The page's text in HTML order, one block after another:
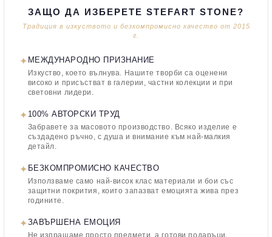
ЗАЩО ДА ИЗБЕРЕТЕ STEFART STONE?
Традиция в изкуството и безкомпромисно качество от 2015
г.
✦ МЕЖДУНАРОДНО ПРИЗНАНИЕ
Изкуство, което вълнува. Нашите творби са оценени
високо и присъстват в галерии, частни колекции и при
световни лидери.
✦ 100% АВТОРСКИ ТРУД
Забравете за масовото производство. Всяко изделие е
създадено ръчно, с душа и внимание към най-малкия
детайл.
✦ БЕЗКОМПРОМИСНО КАЧЕСТВО
Използваме само най-висок клас материали и бои със
защитни покрития, които запазват емоцията жива през
годините.
✦ЗАВЪРШЕНА ЕМОЦИЯ
Не изпращаме просто предмети, а готови подаръци.